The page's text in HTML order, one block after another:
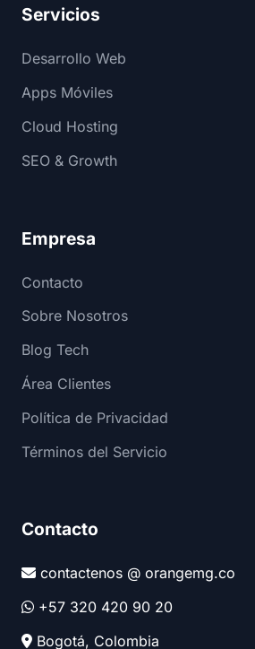
Servicios
Desarrollo Web
Apps Móviles
Cloud Hosting
SEO & Growth
Empresa
Contacto
Sobre Nosotros
Blog Tech
Área Clientes
Política de Privacidad
Términos del Servicio
Contacto
contactenos @ orangemg.co
+57 320 420 90 20
Bogotá, Colombia